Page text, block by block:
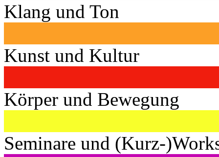
Klang und Ton
Kunst und Kultur
Körper und Bewegung
Seminare und (Kurz-